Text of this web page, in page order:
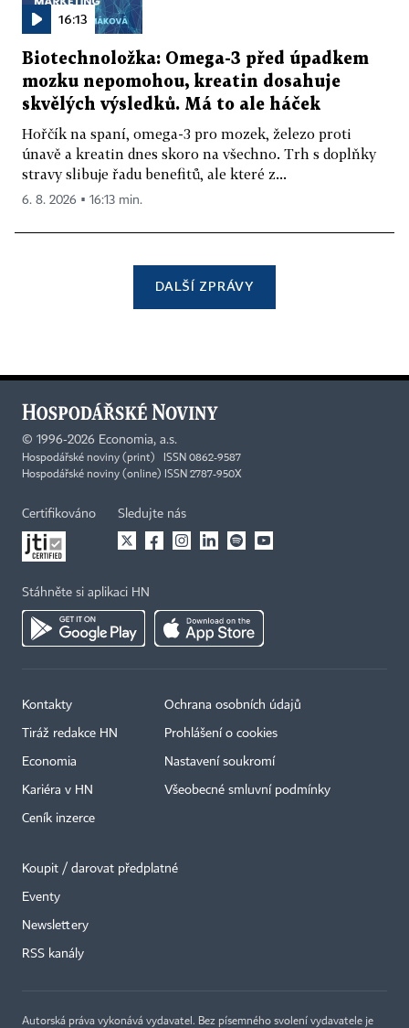
16:13
Biotechnoložka: Omega-3 před úpadkem
mozku nepomohou, kreatin dosahuje
skvělých výsledků. Má to ale háček
Hořčík na spaní, omega-3 pro mozek, železo proti
únavě a kreatin dnes skoro na všechno. Trh s doplňky
stravy slibuje řadu benefitů, ale které z...
6. 8. 2026 ▪ 16:13 min.
DALŠÍ ZPRÁVY
© 1996-2026 Economia, a.s.
Hospodářské noviny (print) ISSN 0862-9587
Hospodářské noviny (online) ISSN 2787-950X
Certifikováno Sledujte nás
Stáhněte si aplikaci HN
Kontakty
Tiráž redakce HN
Economia
Kariéra v HN
Ceník inzerce
Ochrana osobních údajů
Prohlášení o cookies
Nastavení soukromí
Všeobecné smluvní podmínky
Koupit / darovat předplatné
Eventy
Newslettery
RSS kanály
Autorská práva vykonává vydavatel. Bez písemného svolení vydavatele je